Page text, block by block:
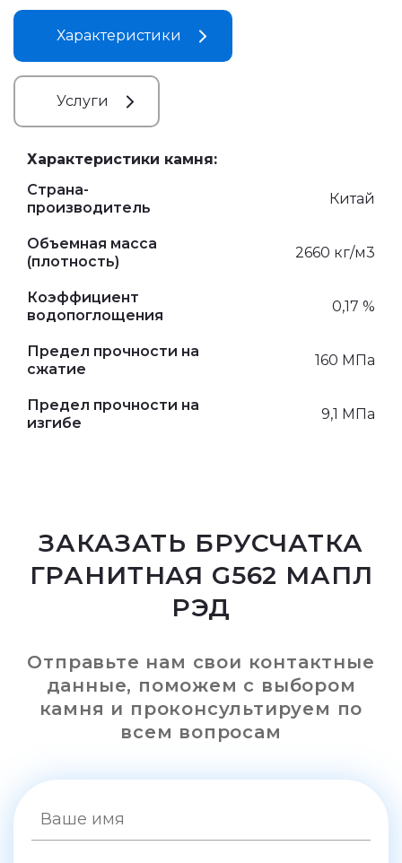
Характеристики
Услуги
Характеристики камня:
Страна-
производитель
Китай
Объемная масса
(плотность)
2660 кг/м3
Коэффициент
водопоглощения
0,17 %
Предел прочности на
сжатие
160 МПа
Предел прочности на
изгибе
9,1 МПа
ЗАКАЗАТЬ БРУСЧАТКА
ГРАНИТНАЯ G562 МАПЛ
РЭД
Отправьте нам свои контактные
данные, поможем с выбором
камня и проконсультируем по
всем вопросам